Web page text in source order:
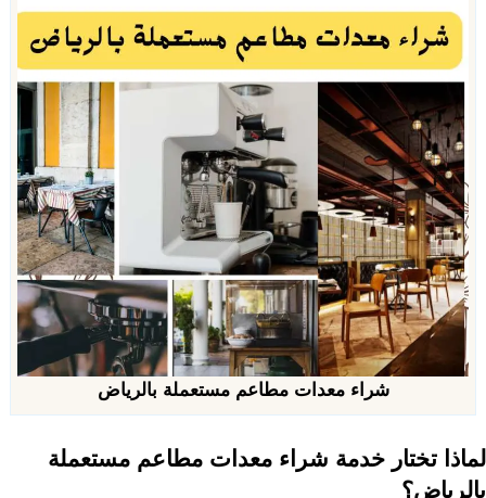
شراء معدات مطاعم مستعملة بالرياض
لماذا تختار خدمة شراء معدات مطاعم مستعملة
بالرياض؟